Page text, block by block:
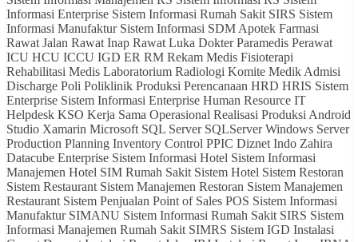
Informasi Enterprise Sistem Informasi Rumah Sakit SIRS Sistem
Informasi Manufaktur Sistem Informasi SDM Apotek Farmasi
Rawat Jalan Rawat Inap Rawat Luka Dokter Paramedis Perawat
ICU HCU ICCU IGD ER RM Rekam Medis Fisioterapi
Rehabilitasi Medis Laboratorium Radiologi Komite Medik Admisi
Discharge Poli Poliklinik Produksi Perencanaan HRD HRIS Sistem
Enterprise Sistem Informasi Enterprise Human Resource IT
Helpdesk KSO Kerja Sama Operasional Realisasi Produksi Android
Studio Xamarin Microsoft SQL Server SQLServer Windows Server
Production Planning Inventory Control PPIC Diznet Indo Zahira
Datacube Enterprise Sistem Informasi Hotel Sistem Informasi
Manajemen Hotel SIM Rumah Sakit Sistem Hotel Sistem Restoran
Sistem Restaurant Sistem Manajemen Restoran Sistem Manajemen
Restaurant Sistem Penjualan Point of Sales POS Sistem Informasi
Manufaktur SIMANU Sistem Informasi Rumah Sakit SIRS Sistem
Informasi Manajemen Rumah Sakit SIMRS Sistem IGD Instalasi